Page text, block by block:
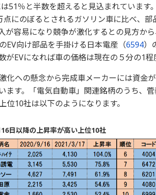
51％と半数を超えると見込まれています
点にのぼるとされるガソリン車に比べ、
が容易になり競争が激化するとの見方か
EV向け部品を手掛ける日本電産（6594）
がEVになれば車の価格は現在の５分の1
化への懸念から完成車メーカーには資金
ます。「電気自動車」関連銘柄のうち、
位10社は以下のようになります。
16日以降の上昇率が高い上位10社